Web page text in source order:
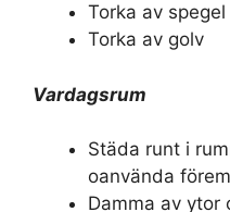
Torka av spegel
Torka av golv
Vardagsrum
Städa runt i
oanvända
Damma av ytor